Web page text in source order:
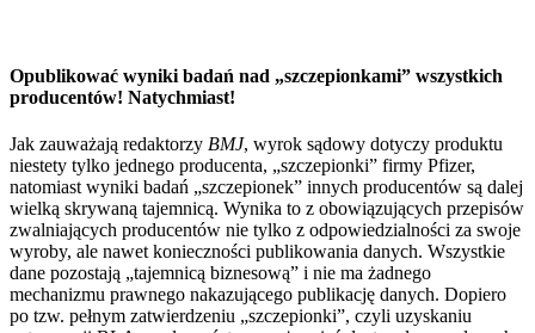
Opublikować wyniki badań nad „szczepionkami” wszystkich
producentów! Natychmiast!
Jak zauważają redaktorzy BMJ, wyrok sądowy dotyczy produktu
niestety tylko jednego producenta, „szczepionki” firmy Pfizer,
natomiast wyniki badań „szczepionek” innych producentów są dalej
wielką skrywaną tajemnicą. Wynika to z obowiązujących przepisów
zwalniających producentów nie tylko z odpowiedzialności za swoje
wyroby, ale nawet konieczności publikowania danych. Wszystkie
dane pozostają „tajemnicą biznesową” i nie ma żadnego
mechanizmu prawnego nakazującego publikację danych. Dopiero
po tzw. pełnym zatwierdzeniu „szczepionki”, czyli uzyskaniu